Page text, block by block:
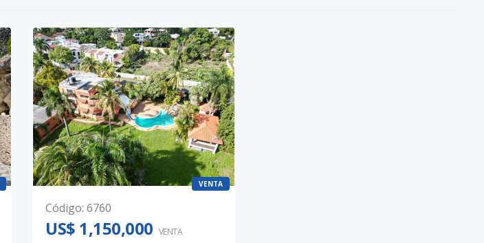
VENTA
Código: 6760
US$ 1,150,000 VENTA